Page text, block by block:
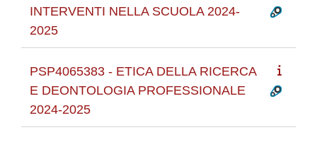
INTERVENTI NELLA SCUOLA 2024-
2025
PSP4065383 - ETICA DELLA RICERCA
E DEONTOLOGIA PROFESSIONALE
2024-2025